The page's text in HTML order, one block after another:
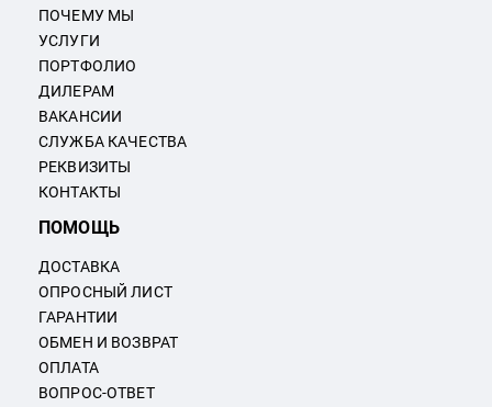
ПОЧЕМУ МЫ
УСЛУГИ
ПОРТФОЛИО
ДИЛЕРАМ
ВАКАНСИИ
СЛУЖБА КАЧЕСТВА
РЕКВИЗИТЫ
КОНТАКТЫ
ПОМОЩЬ
ДОСТАВКА
ОПРОСНЫЙ ЛИСТ
ГАРАНТИИ
ОБМЕН И ВОЗВРАТ
ОПЛАТА
ВОПРОС-ОТВЕТ